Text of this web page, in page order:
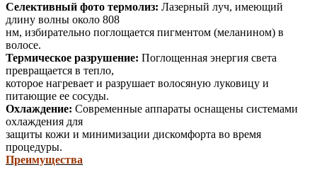
Селективный фото термолиз: Лазерный луч, имеющий
длину волны около 808
нм, избирательно поглощается пигментом (меланином) в
волосе.
Термическое разрушение: Поглощенная энергия света
превращается в тепло,
которое нагревает и разрушает волосяную луковицу и
питающие ее сосуды.
Охлаждение: Современные аппараты оснащены системами
охлаждения для
защиты кожи и минимизации дискомфорта во время
процедуры.
Преимущества